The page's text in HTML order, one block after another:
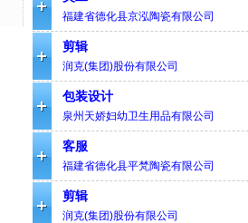
福建省德化县京泓陶瓷有限公司
剪辑
润克(集团)股份有限公司
包装设计
泉州天娇妇幼卫生用品有限公司
客服
福建省德化县平梵陶瓷有限公司
剪辑
润克(集团)股份有限公司